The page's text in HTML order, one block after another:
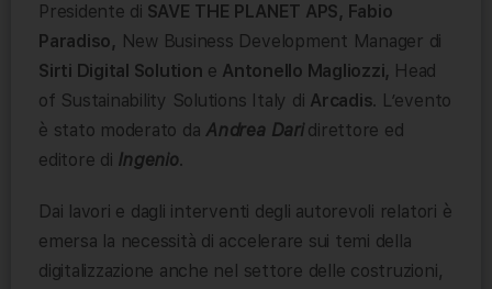
Presidente di SAVE THE PLANET APS, Fabio
Paradiso, New Business Development Manager di
Sirti Digital Solution e Antonello Magliozzi, Head
of Sustainability Solutions Italy di Arcadis. L’evento
è stato moderato da Andrea Daridirettore ed
editore di Ingenio.
Dai lavori e dagli interventi degli autorevoli relatori è
emersa la necessità di accelerare sui temi della
digitalizzazione anche nel settore delle costruzioni,